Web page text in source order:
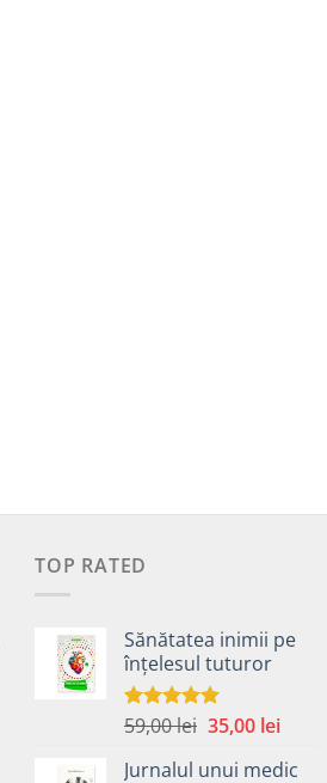
TOP RATED
Sănătatea inimii pe
înțelesul tuturor
Evaluat la
59,00lei Prețul
a
35,00 leiPrețul
este:
Jurnalul unui medic